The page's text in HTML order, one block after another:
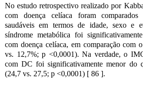
No estudo retrospectivo realizado por
com doença celíaca foram
saudáveis ​​em termos de idade, sexo e
síndrome metabólica foi
com doença celíaca, em comparação com
vs. 12,7%; p <0,0001). Na verdade, o
com DC foi significativamente menor do
(24,7 vs. 27,5; p <0,0001) [ 86 ].